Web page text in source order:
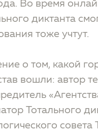
Во время
диктанта
тоже учтут.
о том, какой
вошли: автор
Тотального
совета